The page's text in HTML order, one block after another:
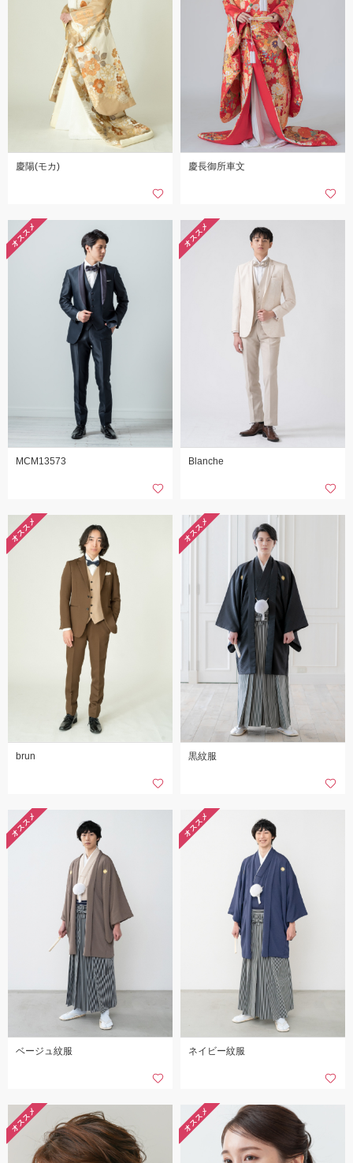
慶陽(モカ) 慶長御所車文
オススメ
MCM13573
オススメ
Blanche
オススメ
brun
オススメ
黒紋服
オススメ
ベージュ紋服
オススメ
ネイビー紋服
オススメ オススメ